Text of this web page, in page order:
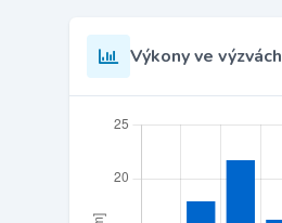
Výkony ve výzvách